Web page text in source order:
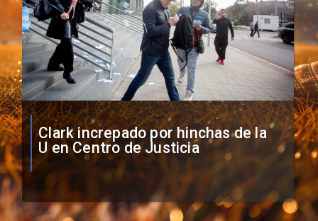
Vozinha firma contrato con Colo
Colo como nuevo arquero